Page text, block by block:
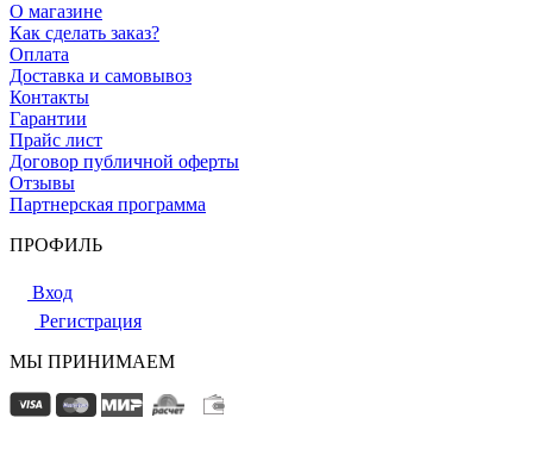
О магазине
Как сделать заказ?
Оплата
Доставка и самовывоз
Контакты
Гарантии
Прайс лист
Договор публичной оферты
Отзывы
Партнерская программа
ПРОФИЛЬ
Вход
Регистрация
МЫ ПРИНИМАЕМ